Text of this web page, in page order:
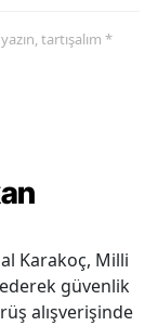
tartışalım *
Karakoç, Milli
güvenlik
alışverişinde